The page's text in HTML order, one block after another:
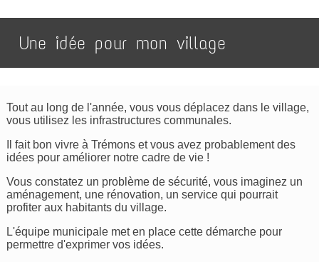
Une idée pour mon village
Tout au long de l'année, vous vous déplacez dans le village,
vous utilisez les infrastructures communales.
Il fait bon vivre à Trémons et vous avez probablement des
idées pour améliorer notre cadre de vie !
Vous constatez un problème de sécurité, vous imaginez un
aménagement, une rénovation, un service qui pourrait
profiter aux habitants du village.
L'équipe municipale met en place cette démarche pour
permettre d'exprimer vos idées.